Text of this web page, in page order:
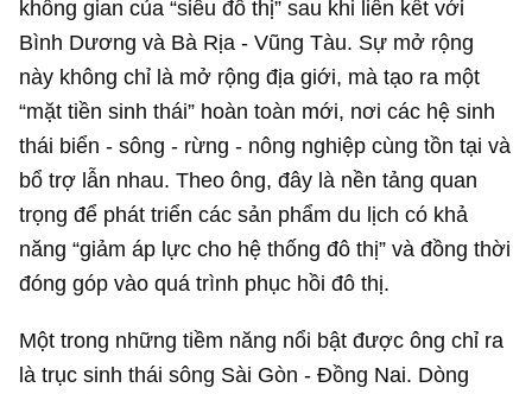
không gian của “siêu đô thị” sau khi liên kết với
Bình Dương và Bà Rịa - Vũng Tàu. Sự mở rộng
này không chỉ là mở rộng địa giới, mà tạo ra một
“mặt tiền sinh thái” hoàn toàn mới, nơi các hệ sinh
thái biển - sông - rừng - nông nghiệp cùng tồn tại và
bổ trợ lẫn nhau. Theo ông, đây là nền tảng quan
trọng để phát triển các sản phẩm du lịch có khả
năng “giảm áp lực cho hệ thống đô thị” và đồng thời
đóng góp vào quá trình phục hồi đô thị.
Một trong những tiềm năng nổi bật được ông chỉ ra
là trục sinh thái sông Sài Gòn - Đồng Nai. Dòng